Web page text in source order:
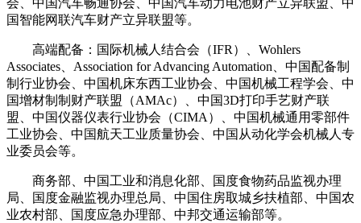
会、中国汽车畅通协会、中国汽车动力电池财产立异联盟、中
国智能网联汽车财产立异联盟等。
高端配备：国际机械人结合会（IFR）、Wohlers
Associates、Association for Advancing Automation、中国配备制
制行业协会、中国机床东西工业协会、中国机械工程学会、中
国增材制制财产联盟（AMAc）、中国3D打印手艺财产联
盟、中国仪器仪表行业协会（CIMA）、中国机械通用零部件
工业协会、中国航天工业质量协会、中国从动化学会机械人专
业委员会等。
商务部、中国工业和消息化部、国度食物药品监视办理
局、国度金融监视办理总局、中国住房取城乡扶植部、中国农
业农村部、国度应急办理部、中邦交通运输部等。